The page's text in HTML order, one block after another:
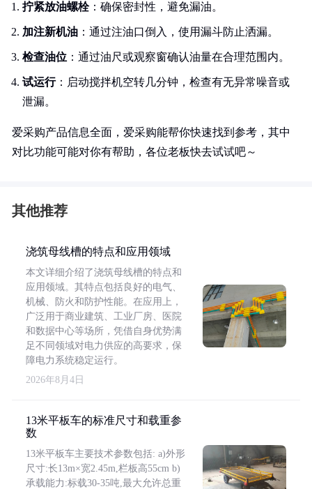
拧紧放油螺栓：确保密封性，避免漏油。
加注新机油 ：通过注油口倒入，使用漏斗防止洒漏。
检查油位 ：通过油尺或观察窗确认油量在合理范围内。
试运行：启动搅拌机空转几分钟，检查有无异常噪音或
泄漏。
爱采购产品信息全面，爱采购能帮你快速找到参考，其中
对比功能可能对你有帮助，各位老板快去试试吧～
其他推荐
浇筑母线槽的特点和应用领域
本文详细介绍了浇筑母线槽的特点和
应用领域。其特点包括良好的电气、
机械、防火和防护性能。在应用上，
广泛用于商业建筑、工业厂房、医院
和数据中心等场所，凭借自身优势满
足不同领域对电力供应的高要求，保
障电力系统稳定运行。
2026年8月4日
13米平板车的标准尺寸和载重参
数
13米平板车主要技术参数包括: a)外形
尺寸:长13m×宽2.45m,栏板高55cm b)
承载能力:标载30-35吨,最大允许总重